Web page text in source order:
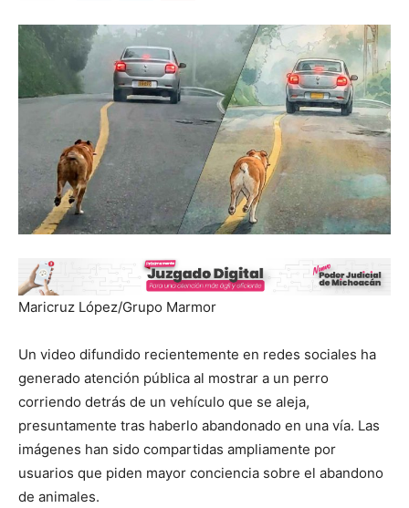
Maricruz López/Grupo Marmor
Un video difundido recientemente en redes sociales ha
generado atención pública al mostrar a un perro
corriendo detrás de un vehículo que se aleja,
presuntamente tras haberlo abandonado en una vía. Las
imágenes han sido compartidas ampliamente por
usuarios que piden mayor conciencia sobre el abandono
de animales.